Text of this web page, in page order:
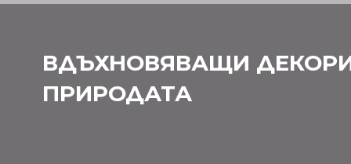
ВДЪХНОВЯВАЩИ
ПРИРОДАТА